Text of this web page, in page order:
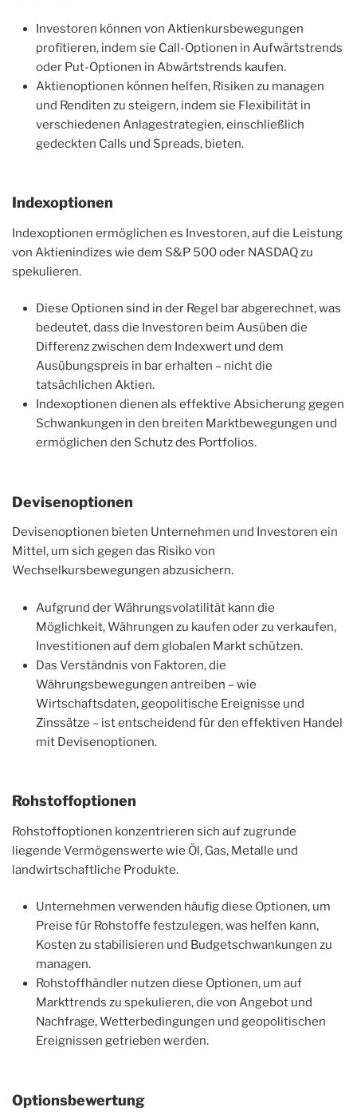
Investoren können von Aktienkursbewegungen
profitieren, indem sie Call-Optionen in Aufwärtstrends
oder Put-Optionen in Abwärtstrends kaufen.
Aktienoptionen können helfen, Risiken zu managen
und Renditen zu steigern, indem sie Flexibilität in
verschiedenen Anlagestrategien, einschließlich
gedeckten Calls und Spreads, bieten.
Indexoptionen
Indexoptionen ermöglichen es Investoren, auf die Leistung
von Aktienindizes wie dem S&P 500 oder NASDAQ zu
spekulieren.
Diese Optionen sind in der Regel bar abgerechnet, was
bedeutet, dass die Investoren beim Ausüben die
Differenz zwischen dem Indexwert und dem
Ausübungspreis in bar erhalten – nicht die
tatsächlichen Aktien.
Indexoptionen dienen als effektive Absicherung gegen
Schwankungen in den breiten Marktbewegungen und
ermöglichen den Schutz des Portfolios.
Devisenoptionen
Devisenoptionen bieten Unternehmen und Investoren ein
Mittel, um sich gegen das Risiko von
Wechselkursbewegungen abzusichern.
Aufgrund der Währungsvolatilität kann die
Möglichkeit, Währungen zu kaufen oder zu verkaufen,
Investitionen auf dem globalen Markt schützen.
Das Verständnis von Faktoren, die
Währungsbewegungen antreiben – wie
Wirtschaftsdaten, geopolitische Ereignisse und
Zinssätze – ist entscheidend für den effektiven Handel
mit Devisenoptionen.
Rohstoffoptionen
Rohstoffoptionen konzentrieren sich auf zugrunde
liegende Vermögenswerte wie Öl, Gas, Metalle und
landwirtschaftliche Produkte.
Unternehmen verwenden häufig diese Optionen, um
Preise für Rohstoffe festzulegen, was helfen kann,
Kosten zu stabilisieren und Budgetschwankungen zu
managen.
Rohstoffhändler nutzen diese Optionen, um auf
Markttrends zu spekulieren, die von Angebot und
Nachfrage, Wetterbedingungen und geopolitischen
Ereignissen getrieben werden.
Optionsbewertung